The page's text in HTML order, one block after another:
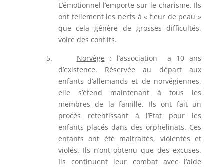
L’émotionnel l’emporte sur le charisme. Ils
ont tellement les nerfs à « fleur de peau »
que cela génère de grosses difficultés,
voire des conflits.
5.
Norvège : l’association a 10 ans
d’existence. Réservée au départ aux
enfants d’allemands et de norvégiennes,
elle s’étend maintenant à tous les
membres de la famille. Ils ont fait un
procès retentissant à l’Etat pour les
enfants placés dans des orphelinats. Ces
enfants ont été maltraités, violentés et
violés. Ils n’ont obtenu que des excuses.
Ils continuent leur combat avec l’aide